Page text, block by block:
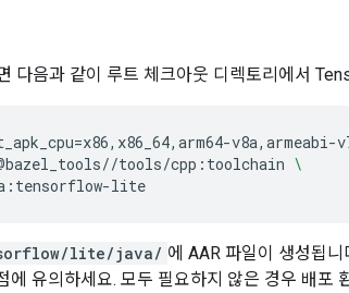
다음과 같이 루트 체크아웃 디렉토리에서
=x86,x86_64,arm64-v8a,armeabi-
tools/cpp:toolchain \
lite/java/ 에 AAR 파일이 생성됩
에 유의하세요. 모두 필요하지 않은 경우 배포